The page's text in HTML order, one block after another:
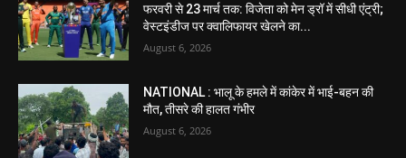
फरवरी से 23 मार्च तक: विजेता को मेन ड्रॉ में सीधी एंट्री;
वेस्टइंडीज पर क्वालिफायर खेलने का...
August 6, 2026
NATIONAL : भालू के हमले में कांकेर में भाई-बहन की
मौत, तीसरे की हालत गंभीर
August 6, 2026